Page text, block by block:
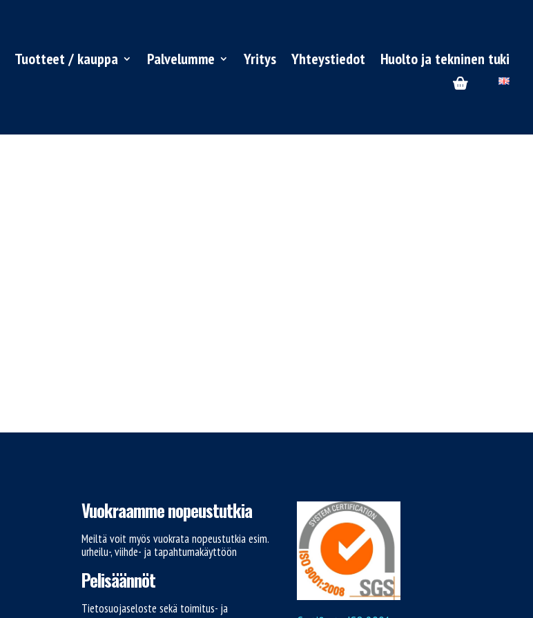
Tuotteet / kauppa Palvelumme Yritys Yhteystiedot Huolto ja tekninen tuki
Vuokraamme nopeustutkia
Meiltä voit myös vuokrata nopeustutkia esim.
urheilu-, viihde- ja tapahtumakäyttöön
Pelisäännöt
Tietosuojaseloste sekä toimitus- ja